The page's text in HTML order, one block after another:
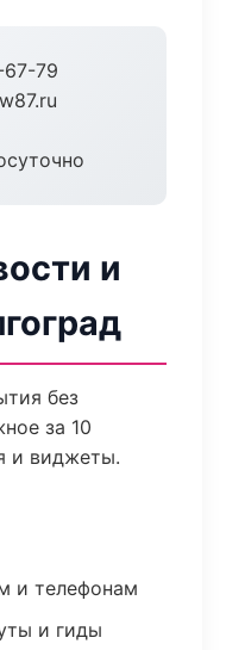
79
и
без
за 10
и виджеты.
и телефонам
и гиды